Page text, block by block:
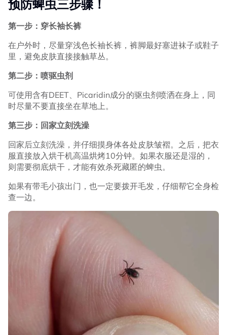
预防蜱虫三步骤！
第一步：穿长袖长裤
在户外时，尽量穿浅色长袖长裤，裤脚最好塞进袜子或鞋子
里，避免皮肤直接接触草丛。
第二步：喷驱虫剂
可使用含有DEET、Picaridin成分的驱虫剂喷洒在身上，同
时尽量不要直接坐在草地上。
第三步：回家立刻洗澡
回家后立刻洗澡，并仔细摸身体各处皮肤皱褶。之后，把衣
服直接放入烘干机高温烘烤10分钟。如果衣服还是湿的，
则需要彻底烘干，才能有效杀死藏匿的蜱虫。
如果有带毛小孩出门，也一定要拨开毛发，仔细帮它全身检
查一边。